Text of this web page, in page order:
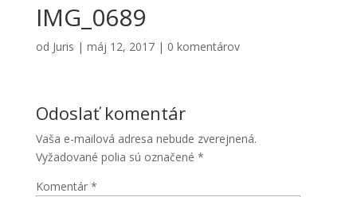
IMG_0689
od Juris | máj 12, 2017| 0 komentárov
Odoslať komentár
Vaša e-mailová adresa nebude zverejnená.
Vyžadované polia sú označené *
Komentár *